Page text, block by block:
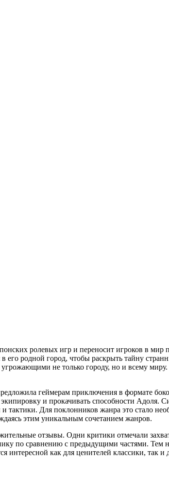
ролевых игр и переносит игроков в
родной город, чтобы раскрыть тайну
не только городу, но и всему
геймерам приключения в формате
и прокачивать способности Адоля.
тактики. Для поклонников жанра это стало
этим уникальным сочетанием жанров.
отзывы. Одни критики отмечали
по сравнению с предыдущими частями.
интересной как для ценителей классики,